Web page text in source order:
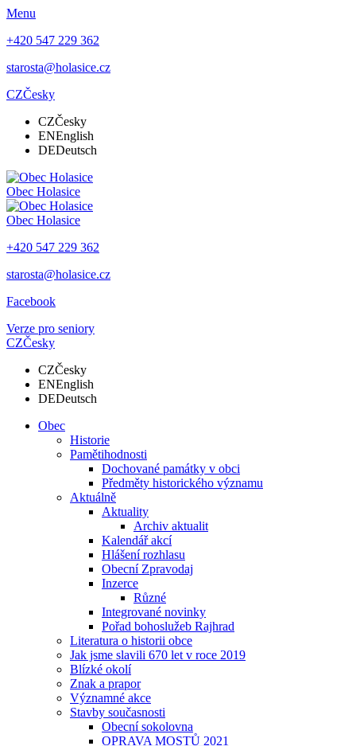
Menu
+420 547 229 362
starosta@holasice.cz
CZČesky
CZČesky
ENEnglish
DEDeutsch
Obec Holasice
Obec Holasice
+420 547 229 362
starosta@holasice.cz
Facebook
Verze pro seniory
CZČesky
CZČesky
ENEnglish
DEDeutsch
Obec
Historie
Pamětihodnosti
Dochované památky v obci
Předměty historického významu
Aktuálně
Aktuality
Archiv aktualit
Kalendář akcí
Hlášení rozhlasu
Obecní Zpravodaj
Inzerce
Různé
Integrované novinky
Pořad bohoslužeb Rajhrad
Literatura o historii obce
Jak jsme slavili 670 let v roce 2019
Blízké okolí
Znak a prapor
Významné akce
Stavby současnosti
Obecní sokolovna
OPRAVA MOSTŮ 2021